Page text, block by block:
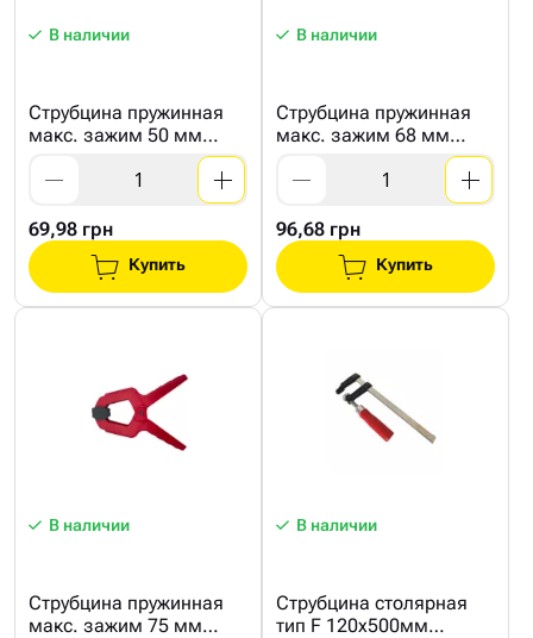
В наличии
Струбцина пружинная
макс. зажим 50 мм
69,98 грн
Купить
В наличии
Струбцина пружинная
макс. зажим 68 мм
96,68 грн
Купить
В наличии
Струбцина пружинная
макс. зажим 75 мм
В наличии
Струбцина столярная
тип F 120x500мм